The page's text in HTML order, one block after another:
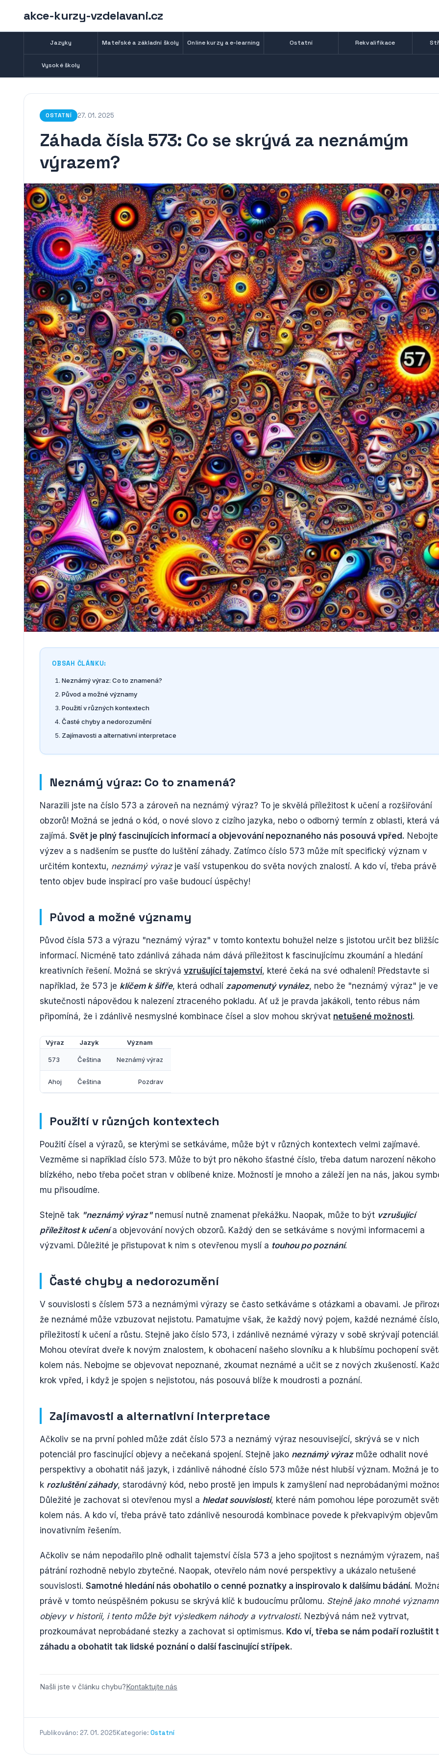
akce-kurzy-vzdelavani.cz
Jazyky Mateřské a základní školy Online kurzy a e-learning Ostatní Rekvalifikace
Vysoké školy
OSTATNÍ 27. 01. 2025
Záhada čísla 573: Co se skrývá za neznámým
výrazem?
OBSAH ČLÁNKU:
Neznámý výraz: Co to znamená?
Původ a možné významy
Použití v různých kontextech
Časté chyby a nedorozumění
Zajímavosti a alternativní interpretace
Neznámý výraz: Co to znamená?
Narazili jste na číslo 573 a zároveň na neznámý výraz? To je skvělá příležitost k učení a rozšiřování
obzorů! Možná se jedná o kód, o nové slovo z cizího jazyka, nebo o odborný termín z oblasti, která
zajímá. Svět je plný fascinujících informací a objevování nepoznaného nás posouvá vpřed.
výzev a s nadšením se pusťte do luštění záhady. Zatímco číslo 573 může mít specifický význam v
určitém kontextu, neznámý výrazje vaší vstupenkou do světa nových znalostí. A kdo ví, třeba právě
tento objev bude inspirací pro vaše budoucí úspěchy!
Původ a možné významy
Původ čísla 573 a výrazu "neznámý výraz" v tomto kontextu bohužel nelze s jistotou určit bez
informací. Nicméně tato zdánlivá záhada nám dává příležitost k fascinujícímu zkoumání a hledání
kreativních řešení. Možná se skrývá vzrušující tajemství, které čeká na své odhalení! Představte si
například, že 573 je klíčem k šifře, která odhalí zapomenutý vynález, nebo že "neznámý výraz" je ve
skutečnosti nápovědou k nalezení ztraceného pokladu. Ať už je pravda jakákoli, tento rébus nám
připomíná, že i zdánlivě nesmyslné kombinace čísel a slov mohou skrývat netušené možnosti.
Výraz Jazyk Význam
573 Čeština Neznámý výraz
Ahoj Čeština Pozdrav
Použití v různých kontextech
Použití čísel a výrazů, se kterými se setkáváme, může být v různých kontextech velmi zajímavé.
Vezměme si například číslo 573. Může to být pro někoho šťastné číslo, třeba datum narození někoho
blízkého, nebo třeba počet stran v oblíbené knize. Možností je mnoho a záleží jen na nás, jakou
mu přisoudíme.
Stejně tak "neznámý výraz"nemusí nutně znamenat překážku. Naopak, může to být vzrušující
příležitost k učenía objevování nových obzorů. Každý den se setkáváme s novými informacemi a
výzvami. Důležité je přistupovat k nim s otevřenou myslí a touhou po poznání.
Časté chyby a nedorozumění
V souvislosti s číslem 573 a neznámými výrazy se často setkáváme s otázkami a obavami. Je
že neznámé může vzbuzovat nejistotu. Pamatujme však, že každý nový pojem, každé neznámé
příležitostí k učení a růstu. Stejně jako číslo 573, i zdánlivě neznámé výrazy v sobě skrývají
Mohou otevírat dveře k novým znalostem, k obohacení našeho slovníku a k hlubšímu pochopení
kolem nás. Nebojme se objevovat nepoznané, zkoumat neznámé a učit se z nových zkušeností.
krok vpřed, i když je spojen s nejistotou, nás posouvá blíže k moudrosti a poznání.
Zajímavosti a alternativní interpretace
Ačkoliv se na první pohled může zdát číslo 573 a neznámý výraz nesouvisející, skrývá se v nich
potenciál pro fascinující objevy a nečekaná spojení. Stejně jako neznámý výrazmůže odhalit nové
perspektivy a obohatit náš jazyk, i zdánlivě náhodné číslo 573 může nést hlubší význam. Možná je
k rozluštění záhady, starodávný kód, nebo prostě jen impuls k zamyšlení nad neprobádanými
Důležité je zachovat si otevřenou mysl a hledat souvislosti, které nám pomohou lépe porozumět
kolem nás. A kdo ví, třeba právě tato zdánlivě nesourodá kombinace povede k překvapivým
inovativním řešením.
Ačkoliv se nám nepodařilo plně odhalit tajemství čísla 573 a jeho spojitost s neznámým výrazem,
pátrání rozhodně nebylo zbytečné. Naopak, otevřelo nám nové perspektivy a ukázalo netušené
souvislosti. Samotné hledání nás obohatilo o cenné poznatky a inspirovalo k dalšímu bádání.
právě v tomto neúspěšném pokusu se skrývá klíč k budoucímu průlomu. Stejně jako mnohé
objevy v historii, i tento může být výsledkem náhody a vytrvalosti. Nezbývá nám než vytrvat,
prozkoumávat neprobádané stezky a zachovat si optimismus. Kdo ví, třeba se nám podaří rozluštit
záhadu a obohatit tak lidské poznání o další fascinující střípek.
Našli jste v článku chybu?Kontaktujte nás
Publikováno: 27. 01. 2025Kategorie: Ostatní